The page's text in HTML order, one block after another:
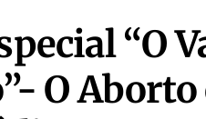
“O
O Aborto